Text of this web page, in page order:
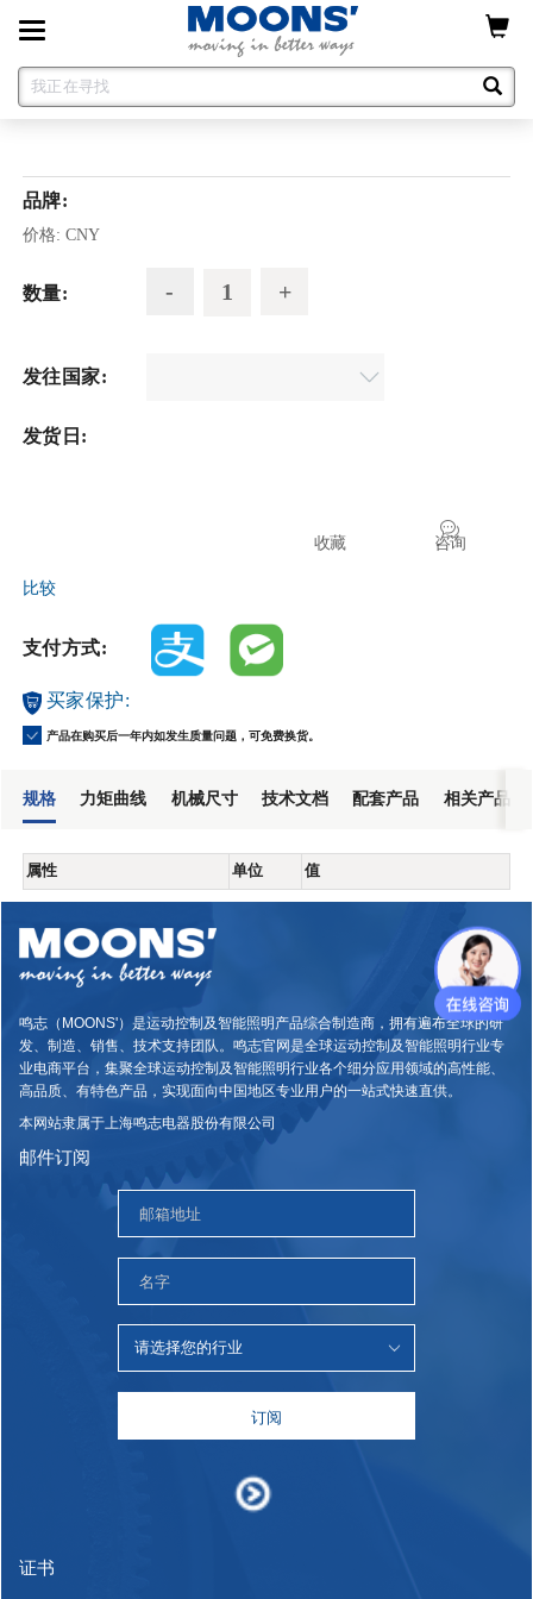
Toggle
navigation
品牌:
价格: CNY
数量:
发往国家:
发货日:
咨询
收藏
比较
支付方式:
买家保护:
产品在购买后一年内如发生质量问题，可免费换货。
规格 力矩曲线 机械尺寸 技术文档 配套产品 相关产品
属性 单位 值
鸣志（MOONS'）是运动控制及智能照明产品综合制造商，拥有遍布全球的研
发、制造、销售、技术支持团队。鸣志官网是全球运动控制及智能照明行业专
业电商平台，集聚全球运动控制及智能照明行业各个细分应用领域的高性能、
高品质、有特色产品，实现面向中国地区专业用户的一站式快速直供。
本网站隶属于上海鸣志电器股份有限公司
邮件订阅
订阅
证书